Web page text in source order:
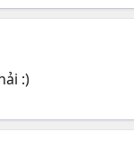
:)